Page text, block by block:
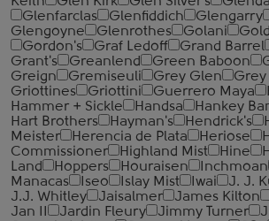
Glenfarclas
Glenfiddich Glengarry
Glengoyne
Glenrothes Golani
Gordon's
Graf Ledoff Grand Barrel
Grant's
Greanlend Green Baboon
Greign
Gremiseuli Grey Glen
Grey
Griottines
Griottini Guerrero Maya
Hammer + Sickle
Handsa Hankey
Hart Brothers
Hayman's Hendrick's
Meister
Herencia de Plata Heriose
Commissioner
Highland Mist Hine
Land
Hoppers Houraisen Inchmoan
Manacas
Iseo Islay Mist Iwai J. J.
J.J. Whitley
Jaisalmer James Kilton
Jan II
Jardin Fleury Jimmy Turner